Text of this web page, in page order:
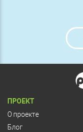
ПРОЕКТ
О проекте
Блог